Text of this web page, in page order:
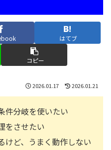
はてブ
コピー
2026.01.17 2026.01.21
分岐を使いたい
をさせたい
けど、うまく動作しない